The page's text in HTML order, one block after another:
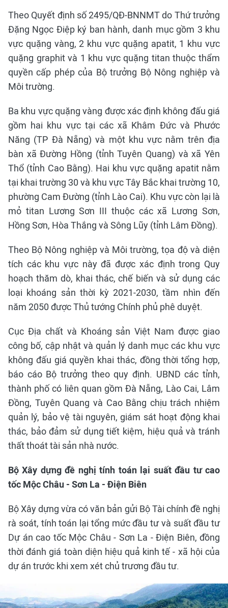
Theo Quyết định số 2495/QĐ-BNNMT do Thứ trưởng
Đặng Ngọc Điệp ký ban hành, danh mục gồm 3 khu
vực quặng vàng, 2 khu vực quặng apatit, 1 khu vực
quặng graphit và 1 khu vực quặng titan thuộc thẩm
quyền cấp phép của Bộ trưởng Bộ Nông nghiệp và
Môi trường.
Ba khu vực quặng vàng được xác định không đấu giá
gồm hai khu vực tại các xã Khâm Đức và Phước
Năng (TP Đà Nẵng) và một khu vực nằm trên địa
bàn xã Đường Hồng (tỉnh Tuyên Quang) và xã Yên
Thổ (tỉnh Cao Bằng). Hai khu vực quặng apatit nằm
tại khai trường 30 và khu vực Tây Bắc khai trường 10,
phường Cam Đường (tỉnh Lào Cai). Khu vực còn lại là
mỏ titan Lương Sơn III thuộc các xã Lương Sơn,
Hồng Sơn, Hòa Thắng và Sông Lũy (tỉnh Lâm Đồng).
Theo Bộ Nông nghiệp và Môi trường, tọa độ và diện
tích các khu vực này đã được xác định trong Quy
hoạch thăm dò, khai thác, chế biến và sử dụng các
loại khoáng sản thời kỳ 2021-2030, tầm nhìn đến
năm 2050 được Thủ tướng Chính phủ phê duyệt.
Cục Địa chất và Khoáng sản Việt Nam được giao
công bố, cập nhật và quản lý danh mục các khu vực
không đấu giá quyền khai thác, đồng thời tổng hợp,
báo cáo Bộ trưởng theo quy định. UBND các tỉnh,
thành phố có liên quan gồm Đà Nẵng, Lào Cai, Lâm
Đồng, Tuyên Quang và Cao Bằng chịu trách nhiệm
quản lý, bảo vệ tài nguyên, giám sát hoạt động khai
thác, bảo đảm sử dụng tiết kiệm, hiệu quả và tránh
thất thoát tài sản nhà nước.
Bộ Xây dựng đề nghị tính toán lại suất đầu tư cao
tốc Mộc Châu - Sơn La - Điện Biên
Bộ Xây dựng vừa có văn bản gửi Bộ Tài chính đề nghị
rà soát, tính toán lại tổng mức đầu tư và suất đầu tư
Dự án cao tốc Mộc Châu - Sơn La - Điện Biên, đồng
thời đánh giá toàn diện hiệu quả kinh tế - xã hội của
dự án trước khi xem xét chủ trương đầu tư.